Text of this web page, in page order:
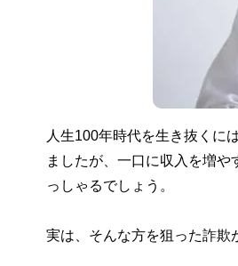
人生100年時代を生き抜くに
ましたが、一口に収入を増
っしゃるでしょう。
実は、そんな方を狙った詐欺